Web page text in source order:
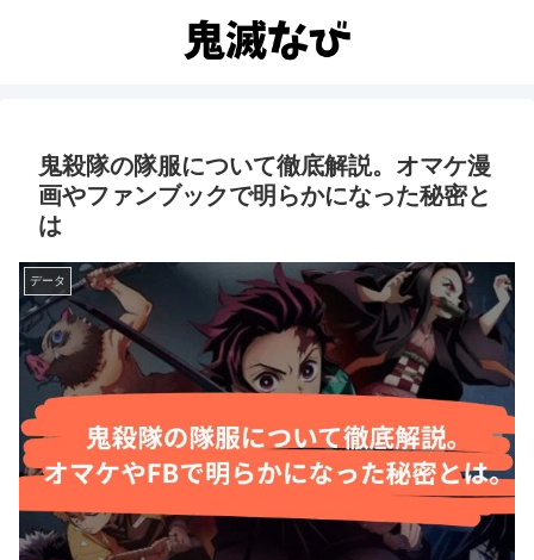
鬼殺隊の隊服について徹底解説。オマケ漫
画やファンブックで明らかになった秘密と
は
データ